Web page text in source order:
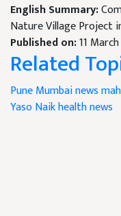
English Summary:
Nature Village Project
Published on:11
Related
PuneMumbai news
Yaso Naikhealth news